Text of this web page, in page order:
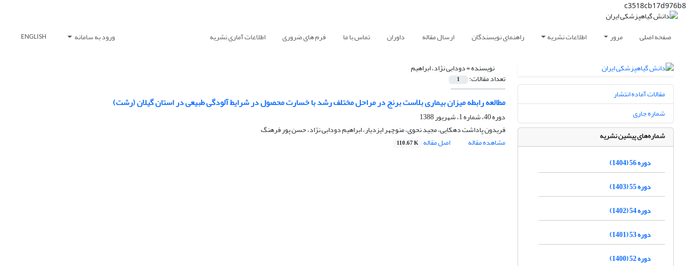
c3518cb17d976b8
صفحه اصلی مرور اطلاعات نشریه راهنمای نویسندگان ارسال مقاله داوران تماس با ما فرم های ضروری اطلاعات آماری نشریه ورود به سامانه ENGLISH
نویسنده =دودابی نژاد، ابراهیم
تعداد مقالات: 1
مطالعه رابطه میزان بیماری بلاست برنج در مراحل مختلف رشد‌ با خسارت محصول در شرایط آلودگی طبیعی در استان گیلان (رشت)
دوره 40، شماره 1، شهریور 1388
فریدون پاداشت دهکایی، مجید نحوی، منوچهر ایزدیار، ابراهیم دودابی نژاد، حسن پور فرهنگ
مشاهده مقاله
اصل مقاله 110.67 K
مقالات آماده انتشار
شماره جاری
شماره‌های پیشین نشریه
دوره 56 (1404)
دوره 55 (1403)
دوره 54 (1402)
دوره 53 (1401)
دوره 52 (1400)